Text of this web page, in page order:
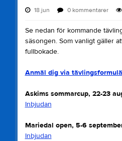
18 jun 0 kommentarer
Se nedan för kommande
säsongen. Som vanligt gäller
fullbokade.
Anmäl dig via
Askims sommarcup, 22-23
Inbjudan
Mariedal open, 5-6
Inbjudan